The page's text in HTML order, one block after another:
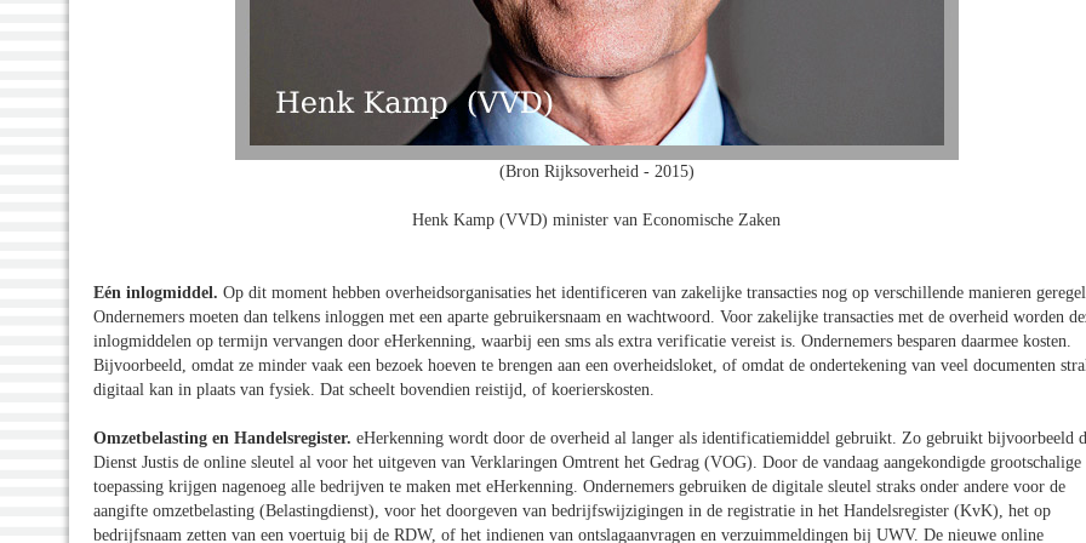
(Bron Rijksoverheid - 2015)
Henk Kamp (VVD) minister van Economische Zaken
Eén inlogmiddel. Op dit moment hebben overheidsorganisaties het identificeren van zakelijke transacties nog op verschillende manieren
Ondernemers moeten dan telkens inloggen met een aparte gebruikersnaam en wachtwoord. Voor zakelijke transacties met de overheid worden
inlogmiddelen op termijn vervangen door eHerkenning, waarbij een sms als extra verificatie vereist is. Ondernemers besparen daarmee kosten.
Bijvoorbeeld, omdat ze minder vaak een bezoek hoeven te brengen aan een overheidsloket, of omdat de ondertekening van veel documenten
digitaal kan in plaats van fysiek. Dat scheelt bovendien reistijd, of koerierskosten.
Omzetbelasting en Handelsregister. eHerkenning wordt door de overheid al langer als identificatiemiddel gebruikt. Zo gebruikt bijvoorbeeld
Dienst Justis de online sleutel al voor het uitgeven van Verklaringen Omtrent het Gedrag (VOG). Door de vandaag aangekondigde grootschalige
toepassing krijgen nagenoeg alle bedrijven te maken met eHerkenning. Ondernemers gebruiken de digitale sleutel straks onder andere voor de
aangifte omzetbelasting (Belastingdienst), voor het doorgeven van bedrijfswijzigingen in de registratie in het Handelsregister (KvK), het op
bedrijfsnaam zetten van een voertuig bij de RDW, of het indienen van ontslagaanvragen en verzuimmeldingen bij UWV. De nieuwe online